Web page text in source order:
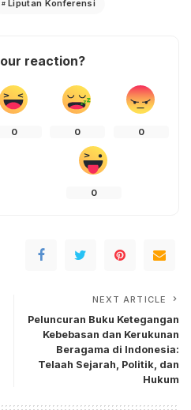
Liputan Konferensi
reaction?
0 0 0
0
NEXT ARTICLE
Peluncuran Buku Ketegangan
Kebebasan dan Kerukunan
Beragama di Indonesia:
Telaah Sejarah, Politik, dan
Hukum